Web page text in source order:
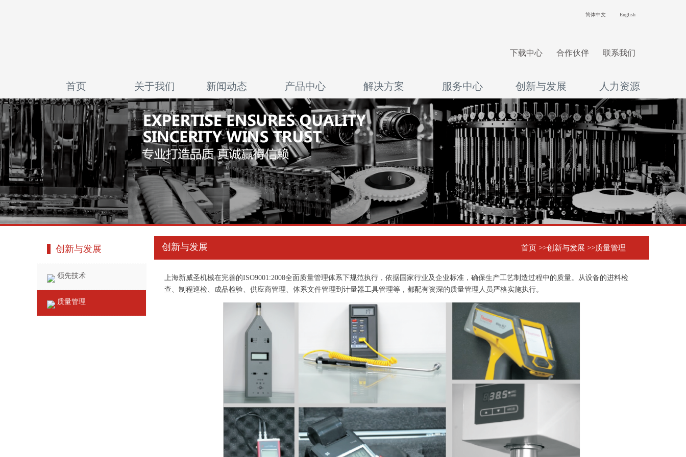
简体中文 English
下载中心 合作伙伴 联系我们
首页 关于我们 新闻动态 产品中心 解决方案 服务中心 创新与发展 人力资源
创新与发展
领先技术
质量管理
创新与发展 首页 >>创新与发展 >>质量管理
上海新威圣机械在完善的ISO9001:2008全面质量管理体系下规范执行，依据国家行业及企业标准，确保生产工艺制造过程中的质量。从设备的进料检
查、制程巡检、成品检验、供应商管理、体系文件管理到计量器工具管理等，都配有资深的质量管理人员严格实施执行。